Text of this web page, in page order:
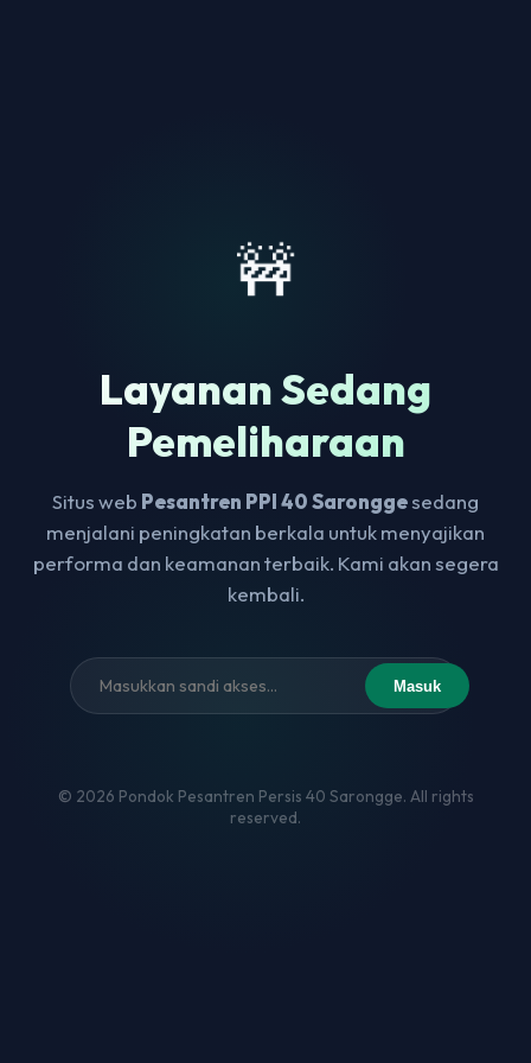
🚧
Layanan Sedang
Pemeliharaan
Situs web Pesantren PPI 40 Saronggesedang
menjalani peningkatan berkala untuk menyajikan
performa dan keamanan terbaik. Kami akan segera
kembali.
Masuk
© 2026 Pondok Pesantren Persis 40 Sarongge. All rights
reserved.